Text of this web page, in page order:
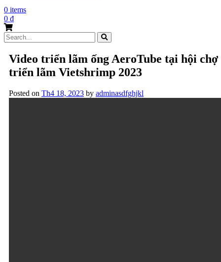
0 items
0 ₫
Search
for:
Video triển lãm ống AeroTube tại hội chợ
triển lãm Vietshrimp 2023
Posted on Th4 18, 2023 by adminasdfghjkl